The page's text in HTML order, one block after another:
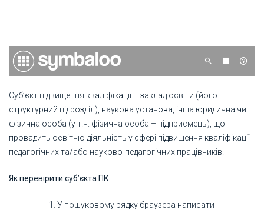
Суб’єкт підвищення кваліфікації – заклад освіти (його
структурний підрозділ), наукова установа, інша юридична чи
фізична особа (у т.ч. фізична особа – підприємець), що
провадить освітню діяльність у сфері підвищення кваліфікації
педагогічних та/або науково-педагогічних працівників.
Як перевірити суб’єкта ПК:
У пошуковому рядку браузера написати